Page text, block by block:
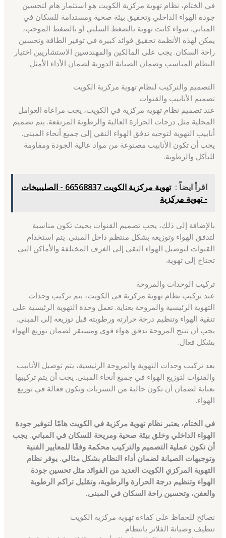
في الختام، نظام تهوية مركزية الكويت هو استثمار هام لتحسين
جودة الهواء الداخلي وتحقيق بيئة صحية ومستدامة للسكان في
المباني. سواء كانت تهوية بالضغط السلبي أو بالضغط الموجب،
يمكن لهذه الأنظمة تحقيق فوائد كبيرة في توفير الطاقة وتحسين
راحة السكان. يجب على المالكين والمهندسين الاستشاريين اختيار
النظام المناسب وضمان الصيانة الدورية لضمان الأداء الأمثل.
التصميم والتركيب لنظام تهوية مركزية الكويت
تصميم الأنابيب والقنوات
عند تصميم نظام تهوية مركزية في الكويت، يجب مراعاة العوامل
المحلية مثل درجات الحرارة العالية والرطوبة المرتفعة. يتم تصميم
أنابيب التهوية لتوجيه تدفق الهواء النقي إلى جميع أنحاء المبنى.
يجب أن تكون الأنابيب مصنوعة من مواد عالية الجودة ومقاومة
للتآكل والرطوبة.
اقرأ ايضاً :
تهوية مركزية الكويت 66568837 - الصليبيخات
- تهوية مركزية
بالإضافة إلى ذلك، يجب تصميم القنوات بحيث تكون مناسبة
لتدفق الهواء وتوزيعه بشكل منتظم داخل المبنى. يتم استخدام
القنوات لتوصيل الهواء النقي إلى الغرف المختلفة والأماكن التي
تحتاج إلى تهوية.
تركيب الوحدات والمروحة
عند تركيب نظام تهوية مركزية في الكويت، يتم تركيب وحدات
التهوية الرئيسية والمروحة بعناية. تعمل وحدة التهوية الرئيسية على
تنقية الهواء وتنظيم درجة حرارته ورطوبته قبل توزيعه إلى المبنى.
يجب أن تنتج المروحة تدفق هواء قوي ومستقر لضمان توزيع الهواء
بشكل فعال.
بعد تركيب وحدات التهوية والمروحة الرئيسية، يتم توصيل الأنابيب
والقنوات لتوزيع الهواء في جميع أنحاء المبنى. يجب أن يتم تركيبها
بعناية لضمان أن تكون خالية من التسربات وتكون فعالة في توزيع
الهواء.
في الختام، يعتبر نظام تهوية مركزية في الكويت هامًا لتوفير جودة
الهواء الداخلي وخلق بيئة صحية ومريحة للسكان في المباني. يجب
أن تكون عملية التصميم والتركيب محكمة وفقًا للمعايير الفنية
وتوجيهات الصيانة لضمان أداء النظام بشكل مثالي. يوفر نظام
التهوية المركزي الكويت العديد من الفوائد مثل تحسين جودة
الهواء وتنظيم درجة الحرارة والرطوبة، وتقليل تراكم الرطوبة
والعفن، وتحسين راحة السكان في المبنى.
نصائح للحفاظ على كفاءة تهوية مركزية الكويت
تنظيف وصيانة الفلاتر بانتظام